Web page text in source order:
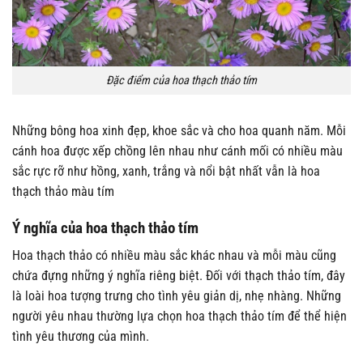
Đặc điểm của hoa thạch thảo tím
Những bông hoa xinh đẹp, khoe sắc và cho hoa quanh năm. Mỗi
cánh hoa được xếp chồng lên nhau như cánh mối có nhiều màu
sắc rực rỡ như hồng, xanh, trắng và nổi bật nhất vẫn là hoa
thạch thảo màu tím
Ý nghĩa của hoa thạch thảo tím
Hoa thạch thảo có nhiều màu sắc khác nhau và mỗi màu cũng
chứa đựng những ý nghĩa riêng biệt. Đối với thạch thảo tím, đây
là loài hoa tượng trưng cho tình yêu giản dị, nhẹ nhàng. Những
người yêu nhau thường lựa chọn hoa thạch thảo tím để thể hiện
tình yêu thương của mình.